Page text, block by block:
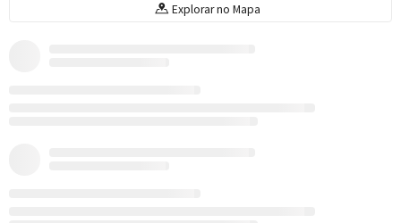
Explorar no Mapa